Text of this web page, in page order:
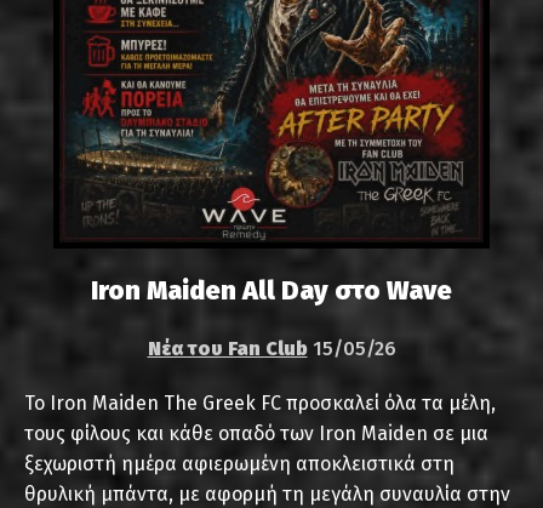
Iron Maiden All Day στο Wave
Νέα του Fan Club 15/05/26
Το Iron Maiden The Greek FC προσκαλεί όλα τα μέλη,
τους φίλους και κάθε οπαδό των Iron Maiden σε μια
ξεχωριστή ημέρα αφιερωμένη αποκλειστικά στη
θρυλική μπάντα, με αφορμή τη μεγάλη συναυλία στην